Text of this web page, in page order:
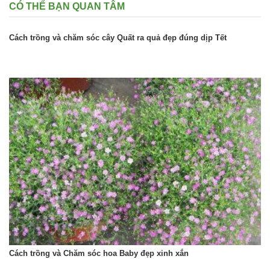
CÓ THỂ BẠN QUAN TÂM
Cách trồng và chăm sóc cây Quất ra quả đẹp đúng dịp Tết
Cách trồng và Chăm sóc hoa Baby đẹp xinh xắn